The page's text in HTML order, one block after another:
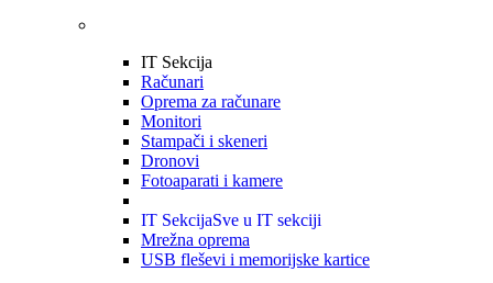
IT Sekcija
Računari
Oprema za računare
Monitori
Stampači i skeneri
Dronovi
Fotoaparati i kamere
IT SekcijaSve u IT sekciji
Mrežna oprema
USB fleševi i memorijske kartice